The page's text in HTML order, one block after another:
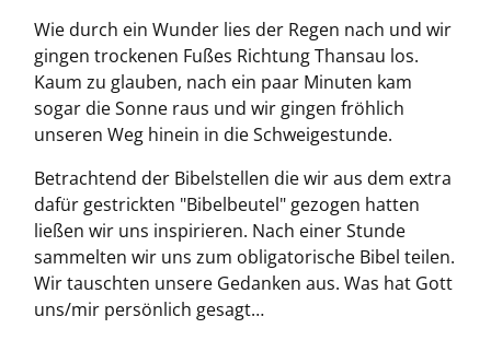
Wie durch ein Wunder lies der Regen nach und wir
gingen trockenen Fußes Richtung Thansau los.
Kaum zu glauben, nach ein paar Minuten kam
sogar die Sonne raus und wir gingen fröhlich
unseren Weg hinein in die Schweigestunde.
Betrachtend der Bibelstellen die wir aus dem extra
dafür gestrickten "Bibelbeutel" gezogen hatten
ließen wir uns inspirieren. Nach einer Stunde
sammelten wir uns zum obligatorische Bibel teilen.
Wir tauschten unsere Gedanken aus. Was hat Gott
uns/mir persönlich gesagt…